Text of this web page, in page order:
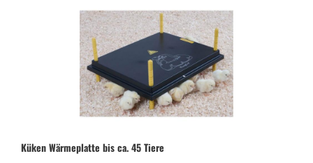
Küken Wärmeplatte bis ca. 45 Tiere